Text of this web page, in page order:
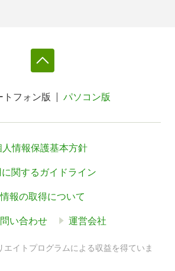
トフォン版 パソコン版
人情報保護基本方針
関するガイドライン
報の取得について
い合わせ 運営会社
エイトプログラムによる収益を得ていま